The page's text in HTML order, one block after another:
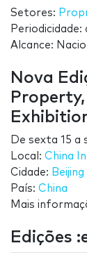
Setores:
Periodicidade:
Alcance:
Nova
De sexta 15 a
Local: China
Cidade: Beijing
País: China
Mais
Edições